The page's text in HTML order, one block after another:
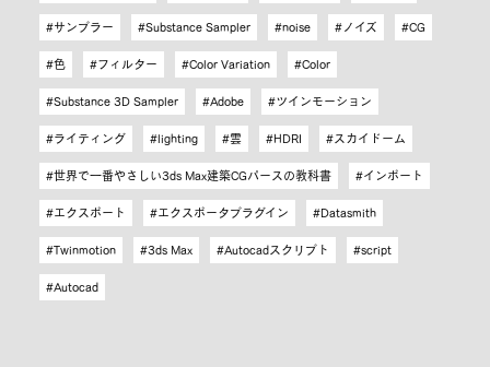
サンプラー Substance Sampler noise ノイズ CG
色 フィルター Color Variation Color
Substance 3D Sampler Adobe ツインモーション
ライティング lighting 雲 HDRI スカイドーム
世界で一番やさしい3ds Max建築CGパースの教科書 インポート
エクスポート エクスポータプラグイン Datasmith
Twinmotion 3ds Max Autocadスクリプト script
Autocad